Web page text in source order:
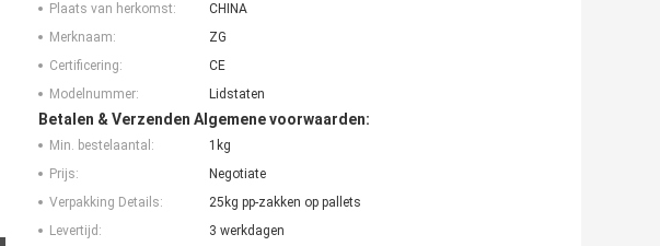
Plaats van herkomst:
CHINA
Merknaam:
ZG
Certificering:
CE
Modelnummer:
Lidstaten
Betalen & Verzenden Algemene voorwaarden:
Min. bestelaantal:
1kg
Prijs:
Negotiate
Verpakking Details:
25kg pp-zakken op pallets
Levertijd:
3 werkdagen